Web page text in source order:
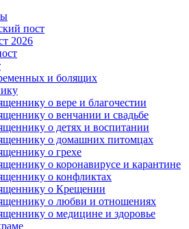
пост
2026
и болящих
о вере и благочестии
о венчании и свадьбе
о детях и воспитании
о домашних питомцах
о грехе
о коронавирусе и карантине
о конфликтах
о Крещении
о любви и отношениях
о медицине и здоровье